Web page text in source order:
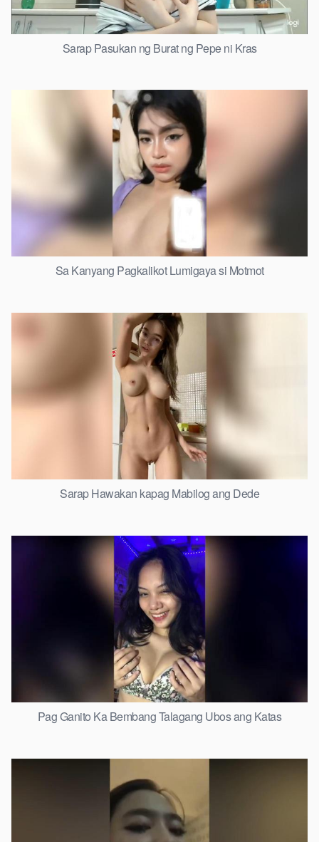
Sarap Pasukan ng Burat ng Pepe ni Kras
Sa Kanyang Pagkalikot Lumigaya si Motmot
Sarap Hawakan kapag Mabilog ang Dede
Pag Ganito Ka Bembang Talagang Ubos ang Katas